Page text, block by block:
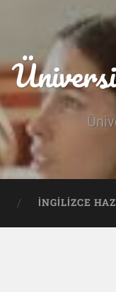
İNGILIZCE